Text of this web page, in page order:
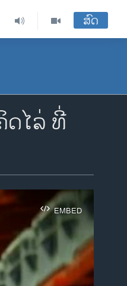
ສົດ
ດໄລ່ ທີ່
EMBED